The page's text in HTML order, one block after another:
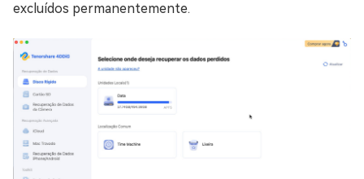
excluídos permanentemente.